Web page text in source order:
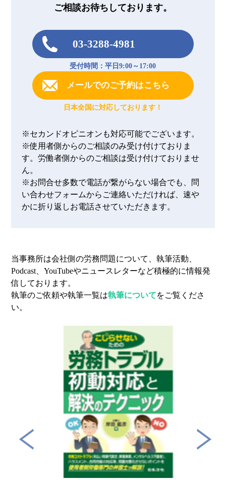
ご相談お待ちしております。
03-3288-4981
受付時間：平日9:00～17:00
メールでのご予約はこちら
日本全国に対応しております！
※セカンドオピニオンも対応可能でございます。
※使用者側からのご相談のみ受け付けておりま
す。労働者側からのご相談は受け付けておりませ
ん。
※お問合せ多数で電話が繋がらない場合でも、問
い合わせフォームからご連絡いただければ、速や
かに折り返しお電話させていただきます。
当事務所は会社側の労務問題について、執筆活動、
Podcast、YouTubeやニュースレターなど積極的に情報発
信しております。
執筆のご依頼や執筆一覧は執筆についてをご覧くださ
い。